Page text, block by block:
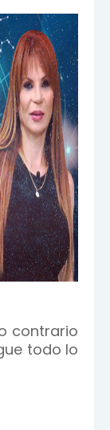
contrario
todo lo